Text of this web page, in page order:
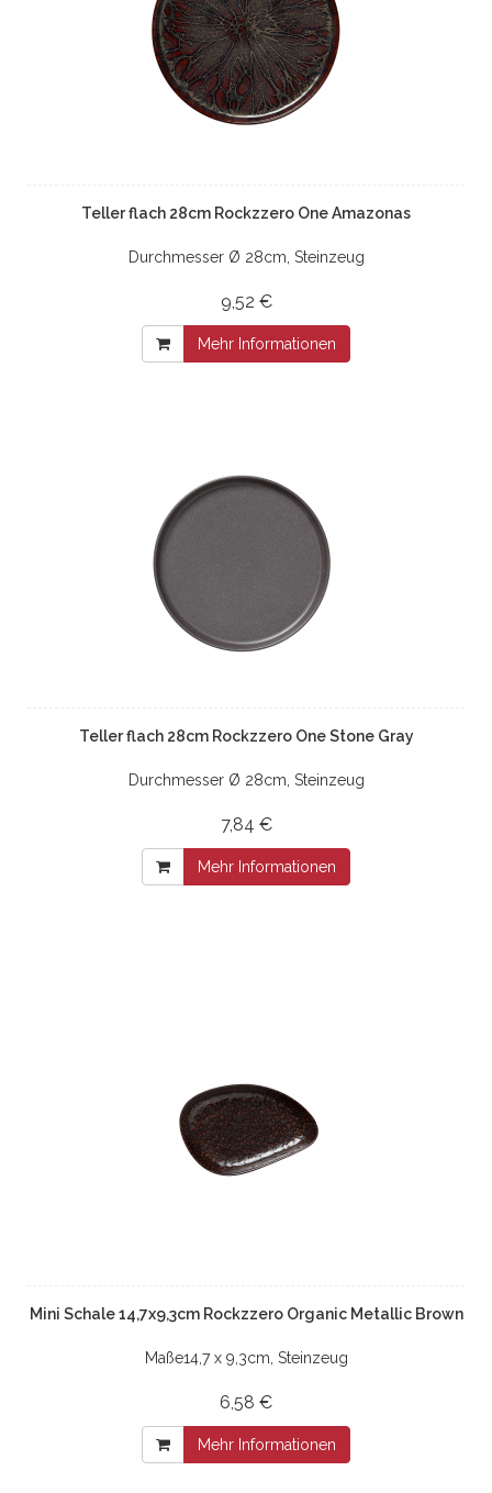
Teller flach 28cm Rockzzero One Amazonas
Durchmesser Ø 28cm, Steinzeug
9,52 €
Mehr Informationen
Teller flach 28cm Rockzzero One Stone Gray
Durchmesser Ø 28cm, Steinzeug
7,84 €
Mehr Informationen
Mini Schale 14,7x9,3cm Rockzzero Organic Metallic Brown
Maße14,7 x 9,3cm, Steinzeug
6,58 €
Mehr Informationen